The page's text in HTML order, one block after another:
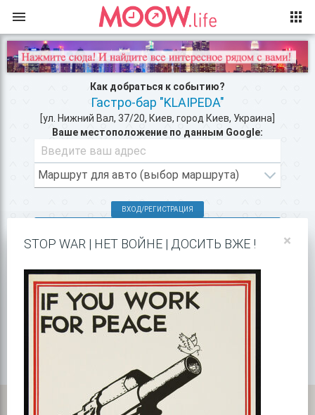
Как добраться к событию?
Гастро-бар "KLAIPEDA"
[ул. Нижний Вал, 37/20, Киев, город Киев, Украина]
Ваше местоположение по данным Google:
ВХОД/РЕГИСТРАЦИЯ
РЕСТОРАНЫ В ЦЕНТРЕ КИЕВА >>
ПОКАЗАТЬ НА GOOGLE MAPS!
Карта с маршрутом, как добратся на мероприятие или проехать
к событию. Гастро-бар "KLAIPEDA"
ул. Нижний Вал, 37/20, Киев, город Киев, Украина. Как
добраться? Как доехать? Маршрут.
×
STOP WAR | НЕТ ВОЙНЕ | ДОСИТЬ ВЖЕ !